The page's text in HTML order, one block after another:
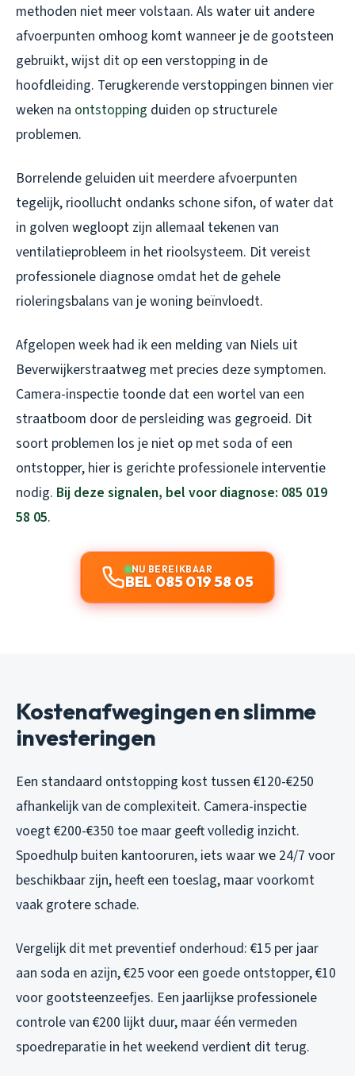
methoden niet meer volstaan. Als water uit andere
afvoerpunten omhoog komt wanneer je de gootsteen
gebruikt, wijst dit op een verstopping in de
hoofdleiding. Terugkerende verstoppingen binnen vier
weken na ontstopping duiden op structurele
problemen.
Borrelende geluiden uit meerdere afvoerpunten
tegelijk, rioollucht ondanks schone sifon, of water dat
in golven wegloopt zijn allemaal tekenen van
ventilatieprobleem in het rioolsysteem. Dit vereist
professionele diagnose omdat het de gehele
rioleringsbalans van je woning beïnvloedt.
Afgelopen week had ik een melding van Niels uit
Beverwijkerstraatweg met precies deze symptomen.
Camera-inspectie toonde dat een wortel van een
straatboom door de persleiding was gegroeid. Dit
soort problemen los je niet op met soda of een
ontstopper, hier is gerichte professionele interventie
nodig. Bij deze signalen, bel voor diagnose: 085 019
58 05.
NU BEREIKBAAR
BEL 085 019 58 05
Kostenafwegingen en slimme
investeringen
Een standaard ontstopping kost tussen €120-€250
afhankelijk van de complexiteit. Camera-inspectie
voegt €200-€350 toe maar geeft volledig inzicht.
Spoedhulp buiten kantooruren, iets waar we 24/7 voor
beschikbaar zijn, heeft een toeslag, maar voorkomt
vaak grotere schade.
Vergelijk dit met preventief onderhoud: €15 per jaar
aan soda en azijn, €25 voor een goede ontstopper, €10
voor gootsteenzeefjes. Een jaarlijkse professionele
controle van €200 lijkt duur, maar één vermeden
spoedreparatie in het weekend verdient dit terug.